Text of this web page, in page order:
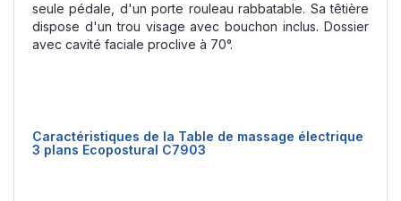
seule pédale, d'un porte rouleau rabbatable. Sa têtière
dispose d'un trou visage avec bouchon inclus. Dossier
avec cavité faciale proclive à 70°.
Caractéristiques de la Table de massage électrique
3 plans Ecopostural C7903